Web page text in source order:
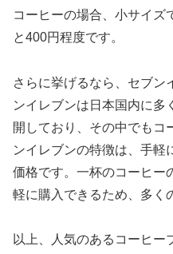
コーヒーの場合、小サイズ
と400円程度です。
さらに挙げるなら、セブン
ンイレブンは日本国内に多
開しており、その中でもコ
ンイレブンの特徴は、手軽
価格です。一杯のコーヒー
軽に購入できるため、多く
以上、人気のあるコーヒー